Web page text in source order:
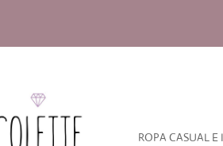
ROPA CASUAL E